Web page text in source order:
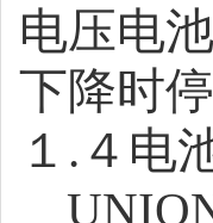
电压电
下降时
１ . ４ 电